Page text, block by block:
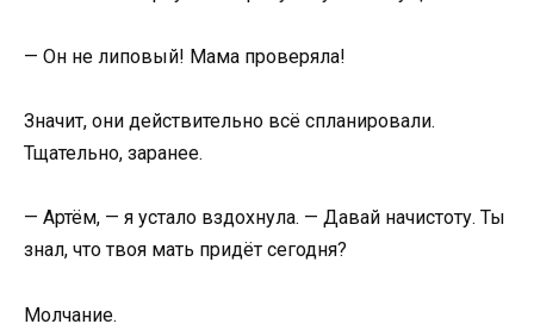
— Он не липовый! Мама проверяла!
Значит, они действительно всё спланировали.
Тщательно, заранее.
— Артём, — я устало вздохнула. — Давай начистоту. Ты
знал, что твоя мать придёт сегодня?
Молчание.